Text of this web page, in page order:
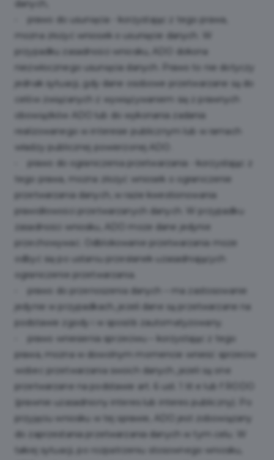
• prawo do usunięcia - korzystając z tego prawa,
można złożyć wniosek o usunięcie danych. W
przypadku zasadności wniosku, ADO dokona
niezwłocznego usunięcia danych. Prawo to nie dotyczy
jednak sytuacji, gdy dane osobowe przetwarzane są do
celów związanych z wywiązywaniem się z prawnych
obowiązków ADO lub do wykonania zadania
realizowanego w interesie publicznym lub w ramach
władzy publicznej powierzonej ADO.
• prawo do ograniczenia przetwarzania - korzystając z
tego prawa, można złożyć wniosek o ograniczenie
przetwarzania danych, w razie kwestionowania
prawidłowości przetwarzanych danych. W przypadku
zasadności wniosku, ADO może dane jedynie
przechowywać. Odblokowanie przetwarzania może
odbyć się po ustaniu przesłanek uzasadniających
ograniczenie przetwarzania.
• prawo do przenoszenia danych – ma zastosowanie
jedynie w przypadkach, jeżeli dane są przetwarzane na
podstawie zgody i w sposób zautomatyzowany.
• prawo wniesienia sprzeciwu – korzystając z tego
prawa, można w dowolnym momencie wnieść sprzeciw
wobec przetwarzania swoich danych, jeżeli są one
przetwarzane na podstawie art. 6 ust. 1 lit e lub f RODO
(prawnie uzasadniony interes lub interes publiczny). Po
przyjęciu wniosku w tej sprawie, ADO jest zobowiązany
do zaprzestania przetwarzania danych w tym celu. W
takiej sytuacji, po rozpatrzeniu stosownego wniosku,